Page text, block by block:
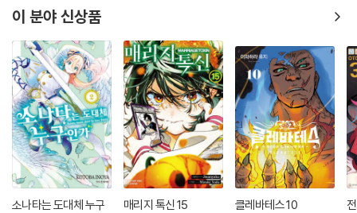
이 분야 신상품
소나타는 도대체 누구
매리지 톡신 15 클레바테스 10